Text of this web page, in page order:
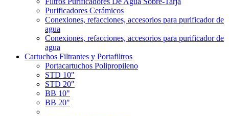
Purificadores Cerámicos
Conexiones, refacciones, accesorios para purificador de
agua
Conexiones, refacciones, accesorios para purificador de
agua
Cartuchos Filtrantes y Portafiltros
Portacartuchos Polipropileno
STD 10"
STD 20"
BB 10"
BB 20"